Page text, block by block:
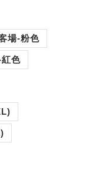
場-粉色
色